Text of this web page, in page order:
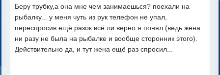
Беру трубку,а она мне чем занимаешься? поехали на
рыбалку... у меня чуть из рук телефон не упал,
переспросив ещё разок всё ли верно я понял (ведь жена
ни разу не была на рыбалке и вообще сторонник этого).
Действительно да, и тут жена ещё раз спросил...